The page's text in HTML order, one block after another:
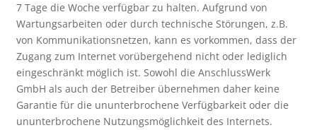
7 Tage die Woche verfügbar zu halten. Aufgrund von
Wartungsarbeiten oder durch technische Störungen, z.B.
von Kommunikationsnetzen, kann es vorkommen, dass der
Zugang zum Internet vorübergehend nicht oder lediglich
eingeschränkt möglich ist. Sowohl die AnschlussWerk
GmbH als auch der Betreiber übernehmen daher keine
Garantie für die ununterbrochene Verfügbarkeit oder die
ununterbrochene Nutzungsmöglichkeit des Internets.